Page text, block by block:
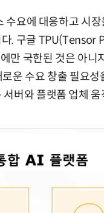
요에 대응하고 시장
. 구글 TPU(Tensor
만 국한된 것은 아니
운 수요 창출 필요성
버와 플랫폼 업체